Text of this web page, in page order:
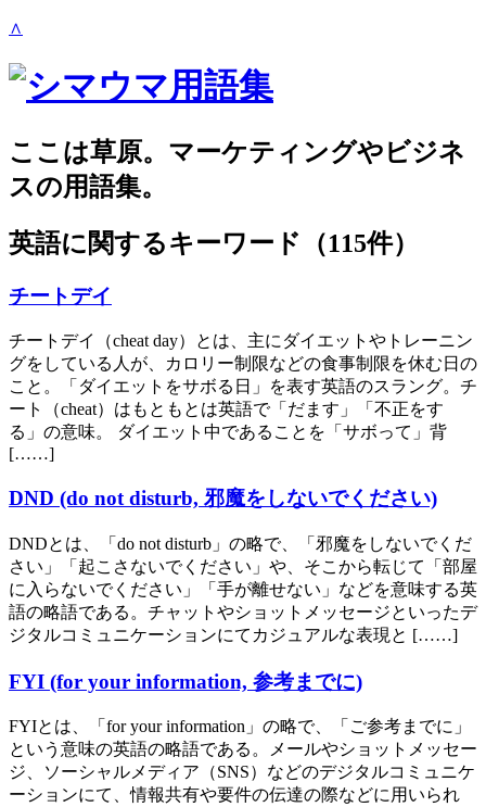
∧
ここは草原。マーケティングやビジネ
スの用語集。
英語に関するキーワード（115件）
チートデイ
チートデイ（cheat day）とは、主にダイエットやトレーニン
グをしている人が、カロリー制限などの食事制限を休む日の
こと。「ダイエットをサボる日」を表す英語のスラング。チ
ート（cheat）はもともとは英語で「だます」「不正をす
る」の意味。 ダイエット中であることを「サボって」背
[……]
DND (do not disturb, 邪魔をしないでください)
DNDとは、「do not disturb」の略で、「邪魔をしないでくだ
さい」「起こさないでください」や、そこから転じて「部屋
に入らないでください」「手が離せない」などを意味する英
語の略語である。チャットやショットメッセージといったデ
ジタルコミュニケーションにてカジュアルな表現と [……]
FYI (for your information, 参考までに)
FYIとは、「for your information」の略で、「ご参考までに」
という意味の英語の略語である。メールやショットメッセー
ジ、ソーシャルメディア（SNS）などのデジタルコミュニケ
ーションにて、情報共有や要件の伝達の際などに用いられ